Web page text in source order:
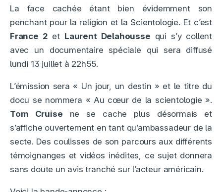
La face cachée étant bien évidemment son
penchant pour la religion et la Scientologie. Et c’est
France 2 et Laurent Delahousse qui s’y collent
avec un documentaire spéciale qui sera diffusé
lundi 13 juillet à 22h55.
L’émission sera « Un jour, un destin » et le titre du
docu se nommera « Au cœur de la scientologie ».
Tom Cruise ne se cache plus désormais et
s’affiche ouvertement en tant qu’ambassadeur de la
secte. Des coulisses de son parcours aux différents
témoignanges et vidéos inédites, ce sujet donnera
sans doute un avis tranché sur l’acteur américain.